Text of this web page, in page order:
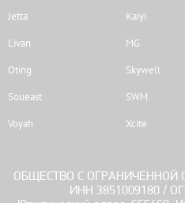
Jetta
Kaiyi
Livan
MG
Oting
Skywell
Soueast
SWM
Voyah
Xcite
ОБЩЕСТВО С ОГРАНИЧЕННОЙ
ИНН 3851009180 /